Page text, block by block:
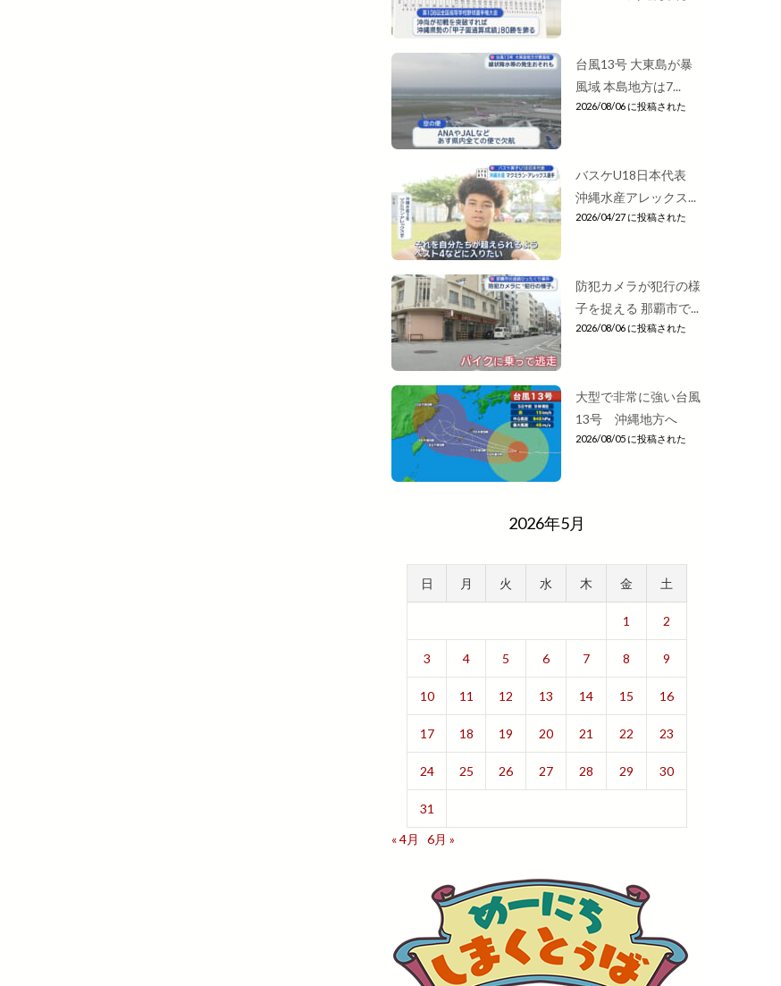
台風13号 大東島が暴
風域 本島地方は7...
2026/08/06 に投稿された
バスケU18日本代表
沖縄水産アレックス...
2026/04/27 に投稿された
防犯カメラが犯行の様
子を捉える 那覇市で...
2026/08/06 に投稿された
大型で非常に強い台風
13号 沖縄地方へ
2026/08/05 に投稿された
2026年5月
日 月 火 水 木 金 土
1 2
3 4 5 6 7 8 9
10 11 12 13 14 15 16
17 18 19 20 21 22 23
24 25 26 27 28 29 30
31
« 4月
6月 »